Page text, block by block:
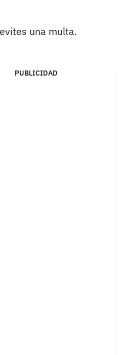
una multa.
PUBLICIDAD